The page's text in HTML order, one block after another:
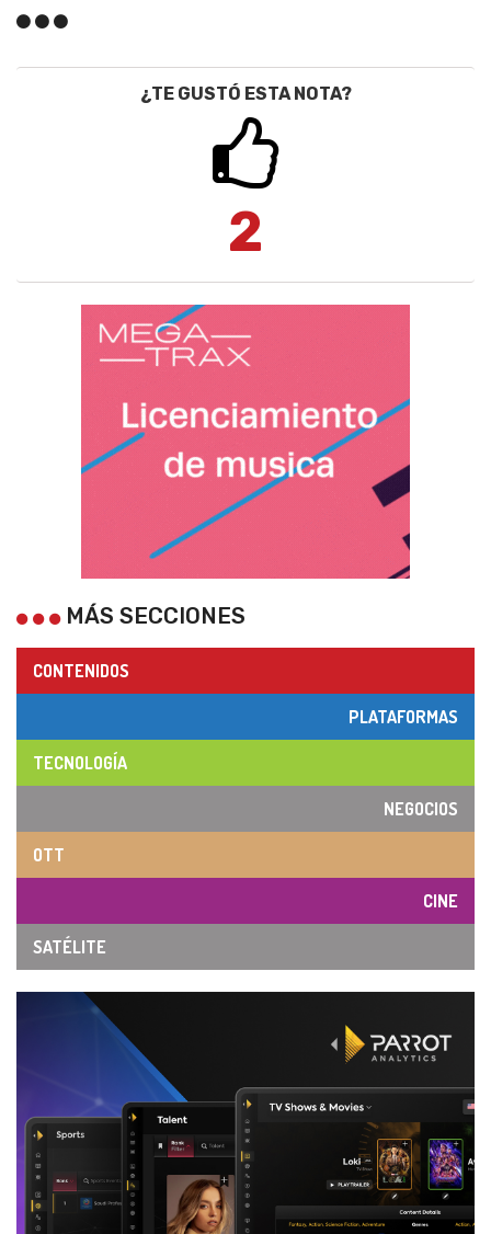
¿TE GUSTÓ ESTA NOTA?
2
MÁS SECCIONES
CONTENIDOS
PLATAFORMAS
TECNOLOGÍA
NEGOCIOS
OTT
CINE
SATÉLITE